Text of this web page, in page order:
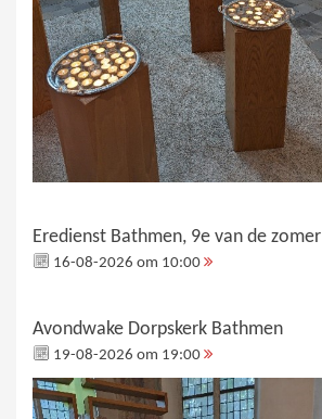
Eredienst Bathmen, 9e van de zomer
16-08-2026 om 10:00
Avondwake Dorpskerk Bathmen
19-08-2026 om 19:00